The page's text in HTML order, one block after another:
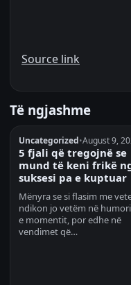
Source link
Të ngjashme
Uncategorized•August 9,
5 fjali që tregojnë se
mund të keni frikë
suksesi pa e kuptuar
Mënyra se si flasim me
ndikon jo vetëm në
e momentit, por edhe në
vendimet që…